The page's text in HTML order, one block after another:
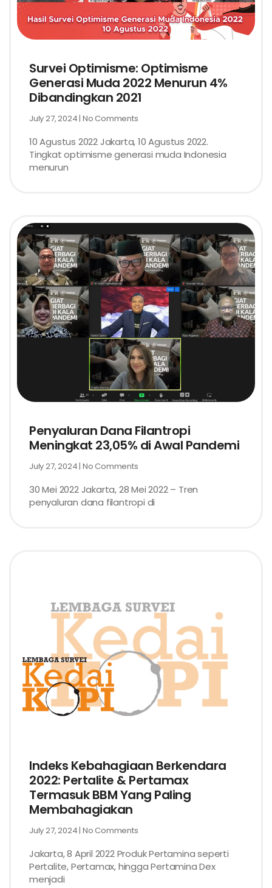
Survei Optimisme: Optimisme
Generasi Muda 2022 Menurun 4%
Dibandingkan 2021
July 27, 2024 No Comments
10 Agustus 2022 Jakarta, 10 Agustus 2022.
Tingkat optimisme generasi muda Indonesia
menurun
Penyaluran Dana Filantropi
Meningkat 23,05% di Awal Pandemi
July 27, 2024 No Comments
30 Mei 2022 Jakarta, 28 Mei 2022 – Tren
penyaluran dana filantropi di
Indeks Kebahagiaan Berkendara
2022: Pertalite & Pertamax
Termasuk BBM Yang Paling
Membahagiakan
July 27, 2024 No Comments
Jakarta, 8 April 2022 Produk Pertamina seperti
Pertalite, Pertamax, hingga Pertamina Dex
menjadi